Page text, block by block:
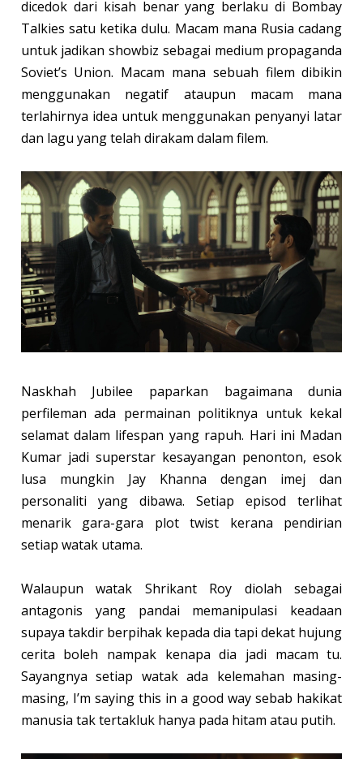
dicedok dari kisah benar yang berlaku di Bombay
Talkies satu ketika dulu. Macam mana Rusia cadang
untuk jadikan showbiz sebagai medium propaganda
Soviet’s Union. Macam mana sebuah filem dibikin
menggunakan negatif ataupun macam mana
terlahirnya idea untuk menggunakan penyanyi latar
dan lagu yang telah dirakam dalam filem.
Naskhah Jubilee paparkan bagaimana dunia
perfileman ada permainan politiknya untuk kekal
selamat dalam lifespan yang rapuh. Hari ini Madan
Kumar jadi superstar kesayangan penonton, esok
lusa mungkin Jay Khanna dengan imej dan
personaliti yang dibawa. Setiap episod terlihat
menarik gara-gara plot twist kerana pendirian
setiap watak utama.
Walaupun watak Shrikant Roy diolah sebagai
antagonis yang pandai memanipulasi keadaan
supaya takdir berpihak kepada dia tapi dekat hujung
cerita boleh nampak kenapa dia jadi macam tu.
Sayangnya setiap watak ada kelemahan masing-
masing, I’m saying this in a good way sebab hakikat
manusia tak tertakluk hanya pada hitam atau putih.